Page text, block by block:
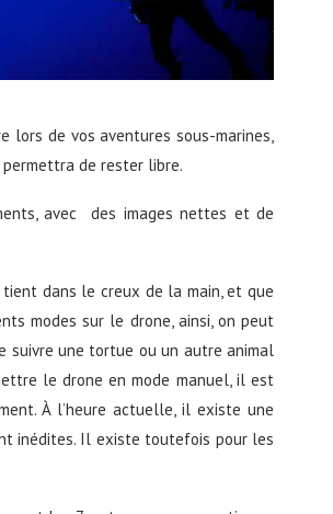
lors de vos aventures sous-marines,
permettra de rester libre.
avec des images nettes et de
dans le creux de la main, et que
modes sur le drone, ainsi, on peut
suivre une tortue ou un autre animal
le drone en mode manuel, il est
À l’heure actuelle, il existe une
inédites. Il existe toutefois pour les